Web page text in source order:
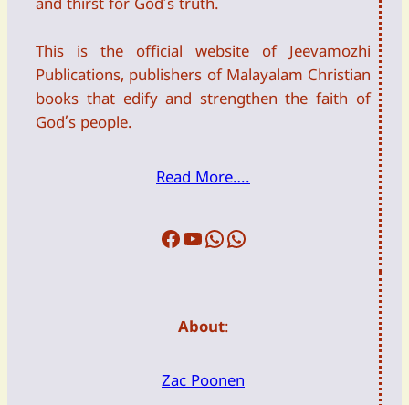
and thirst for God’s truth.
This is the official website of Jeevamozhi
Publications, publishers of Malayalam Christian
books that edify and strengthen the faith of
God’s people.
Read More….
Facebook Youtube WFTWDailyDevotion
About:
Zac Poonen